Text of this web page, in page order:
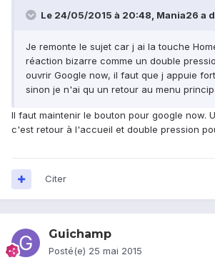
Le 24/05/2015 à 20:48, Mania26 a
Je remonte le sujet car j ai la touche
réaction bizarre comme un double
ouvrir Google now, il faut que j appuie
sinon je n'ai qu un retour au menu
Il faut maintenir le bouton pour google now.
c'est retour à l'accueil et double pression
Citer
Guichamp
Posté(e) 25 mai 2015